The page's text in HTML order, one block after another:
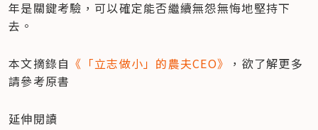
年是關鍵考驗，可以確定能否繼續無怨無悔地堅持下
去。
本文摘錄自 《「立志做小」的農夫CEO》
，欲了解更多
請參考原書
延伸閱讀